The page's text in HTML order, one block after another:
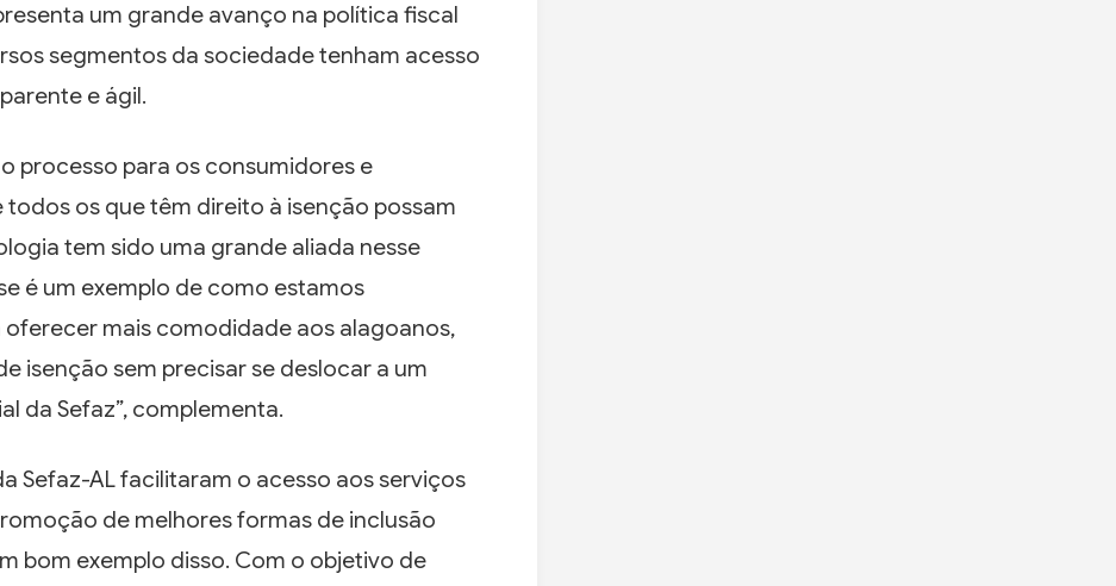
um grande avanço na política fiscal
segmentos da sociedade tenham acesso
e ágil.
processo para os consumidores e
os que têm direito à isenção possam
tem sido uma grande aliada nesse
é um exemplo de como estamos
mais comodidade aos alagoanos,
isenção sem precisar se deslocar a um
da Sefaz”, complementa.
Sefaz-AL facilitaram o acesso aos serviços
de melhores formas de inclusão
bom exemplo disso. Com o objetivo de